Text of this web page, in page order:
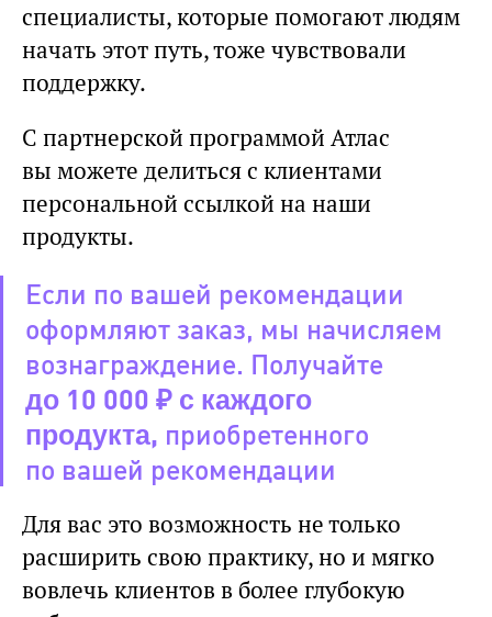
специалисты, которые помогают людям
начать этот путь, тоже чувствовали
поддержку.
С партнерской программой Атлас
вы можете делиться с клиентами
персональной ссылкой на наши
продукты.
Если по вашей рекомендации
оформляют заказ, мы начисляем
вознаграждение. Получайте
до 10 000 ₽ с каждого
продукта, приобретенного
по вашей рекомендации
Для вас это возможность не только
расширить свою практику, но и мягко
вовлечь клиентов в более глубокую